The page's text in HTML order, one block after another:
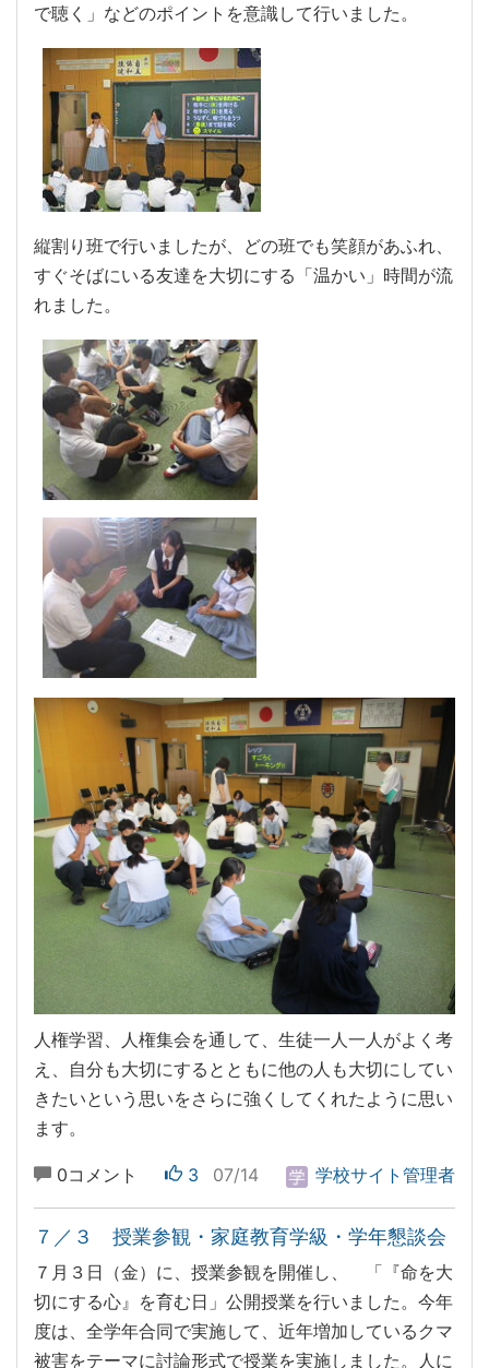
で聴く」などのポイントを意識して行いました。
縦割り班で行いましたが、どの班でも笑顔があふれ、
すぐそばにいる友達を大切にする「温かい」時間が流
れました。
人権学習、人権集会を通して、生徒一人一人がよく考
え、自分も大切にするとともに他の人も大切にしてい
きたいという思いをさらに強くしてくれたように思い
ます。
0コメント 3 07/14 学校サイト管理者
７／３ 授業参観・家庭教育学級・学年懇談会
７月３日（金）に、授業参観を開催し、 「『命を大
切にする心』を育む日」公開授業を行いました。今年
度は、全学年合同で実施して、近年増加しているクマ
被害をテーマに討論形式で授業を実施しました。人に